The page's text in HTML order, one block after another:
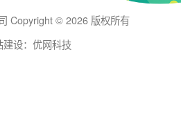
Copyright © 2026 版权所有
建设：优网科技